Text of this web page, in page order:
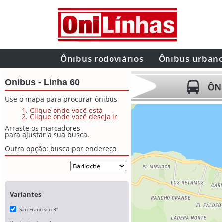
Ônibus rodoviários Ônibus
Onibus - Linha 60
Use o mapa para procurar ônibus
Clique onde você está
Clique onde você deseja ir
Arraste os marcadores
para ajustar a sua busca.
Outra opção: busca por endereço
Variantes
San Francisco 3°